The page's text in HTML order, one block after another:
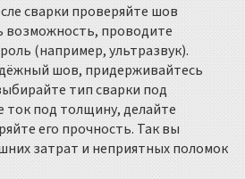
сварки проверяйте шов
возможность, проводите
(например, ультразвук).
шов, придерживайтесь
тип сварки под
ток под толщину, делайте
его прочность. Так вы
затрат и неприятных поломок